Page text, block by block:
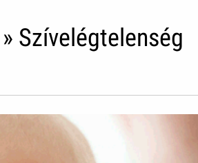
» Szívelégtelenség